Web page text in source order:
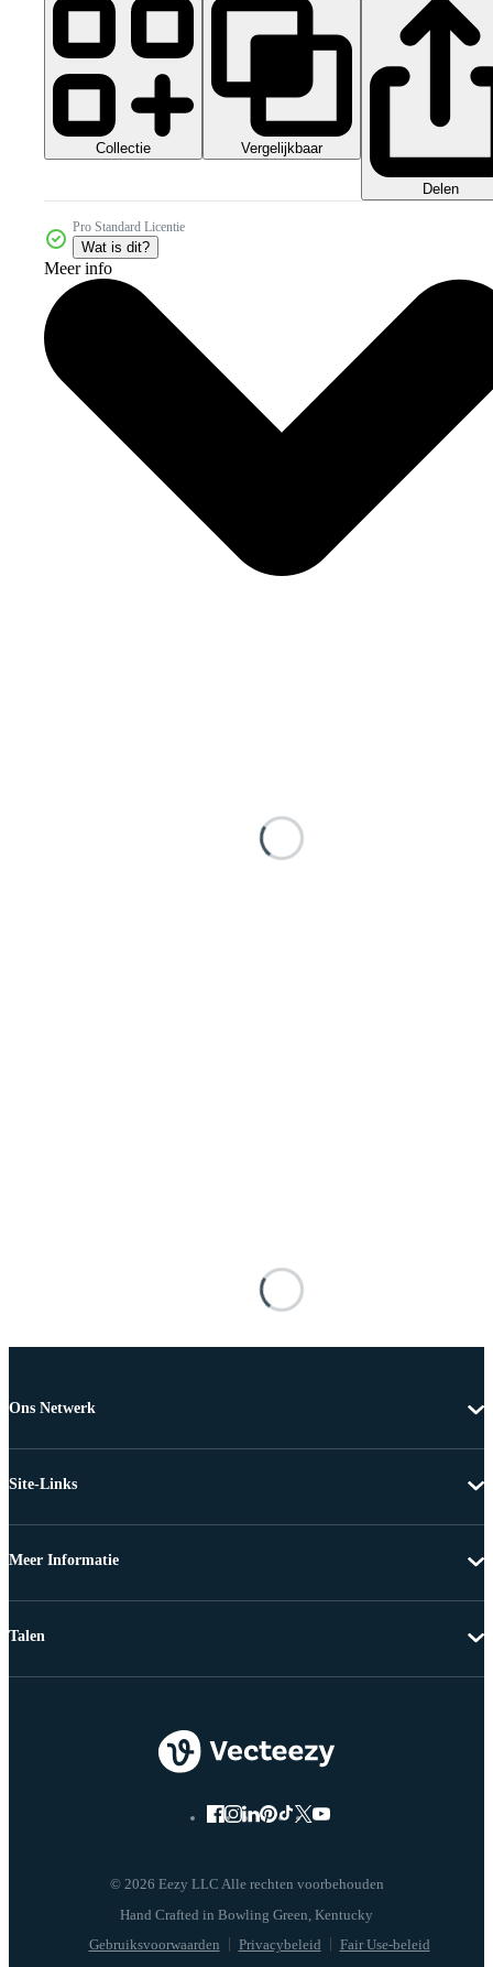
Collectie Vergelijkbaar
Delen
Pro Standard Licentie
Wat is dit?
Meer info
Ons Netwerk
Site-Links
Meer Informatie
© 2026 Eezy LLC Alle rechten voorbehouden
Gebruiksvoorwaarden Privacybeleid Fair Use-beleid
Talen